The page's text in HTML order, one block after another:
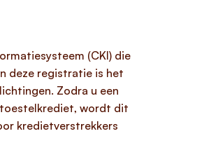
(CKI) die
deze registratie is het
Zodra u een
wordt dit
kredietverstrekkers